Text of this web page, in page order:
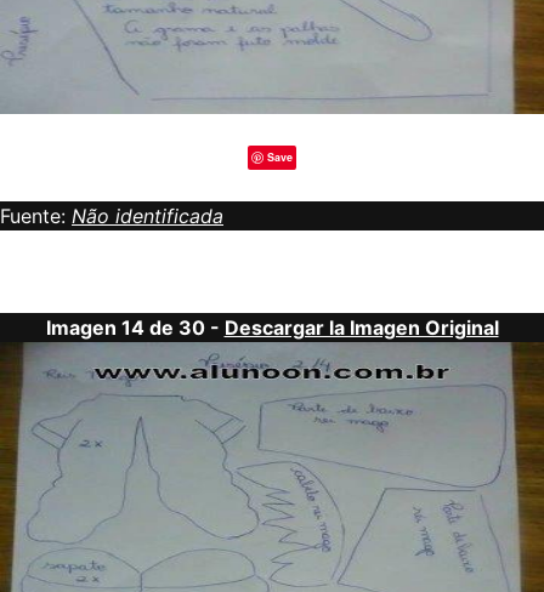
Save
Fuente: Não identificada
Imagen 14 de 30 - Descargar la Imagen Original